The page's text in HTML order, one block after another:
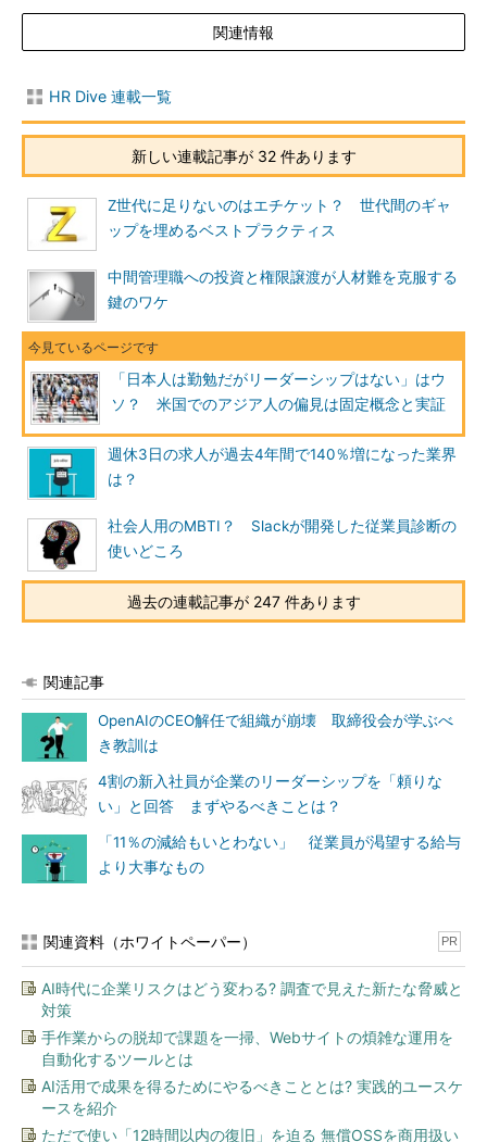
関連情報
HR Dive 連載一覧
新しい連載記事が 32 件あります
Z世代に足りないのはエチケット？ 世代間のギャ
ップを埋めるベストプラクティス
中間管理職への投資と権限譲渡が人材難を克服する
鍵のワケ
「日本人は勤勉だがリーダーシップはない」はウ
ソ？ 米国でのアジア人の偏見は固定概念と実証
週休3日の求人が過去4年間で140％増になった業界
は？
社会人用のMBTI？ Slackが開発した従業員診断の
使いどころ
過去の連載記事が 247 件あります
関連記事
OpenAIのCEO解任で組織が崩壊 取締役会が学ぶべ
き教訓は
4割の新入社員が企業のリーダーシップを「頼りな
い」と回答 まずやるべきことは？
「11％の減給もいとわない」 従業員が渇望する給与
より大事なもの
関連資料（ホワイトペーパー） PR
AI時代に企業リスクはどう変わる? 調査で見えた新たな脅威と
対策
手作業からの脱却で課題を一掃、Webサイトの煩雑な運用を
自動化するツールとは
AI活用で成果を得るためにやるべきこととは? 実践的ユースケ
ースを紹介
ただで使い「12時間以内の復旧」を迫る 無償OSSを商用扱い